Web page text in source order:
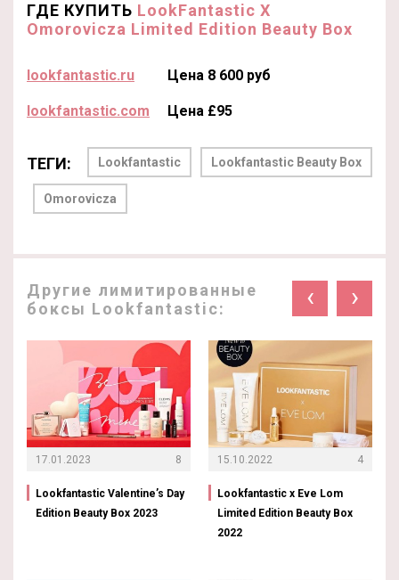
ГДЕ КУПИТЬ LookFantastic X
Omorovicza Limited Edition Beauty Box
lookfantastic.ru Цена 8 600 руб
lookfantastic.com Цена £95
ТЕГИ: Lookfantastic Lookfantastic Beauty Box
Omorovicza
Другие лимитированные
боксы Lookfantastic:
‹ ›
17.01.2023 8
Lookfantastic Valentine’s Day
Edition Beauty Box 2023
15.10.2022 4
Lookfantastic x Eve Lom
Limited Edition Beauty Box
2022